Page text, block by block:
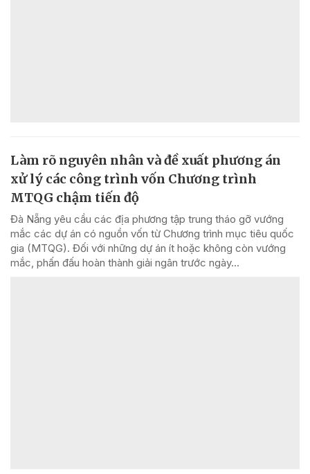
Làm rõ nguyên nhân và đề xuất phương án
xử lý các công trình vốn Chương trình
MTQG chậm tiến độ
Đà Nẵng yêu cầu các địa phương tập trung tháo gỡ vướng
mắc các dự án có nguồn vốn từ Chương trình mục tiêu quốc
gia (MTQG). Đối với những dự án ít hoặc không còn vướng
mắc, phấn đấu hoàn thành giải ngân trước ngày...